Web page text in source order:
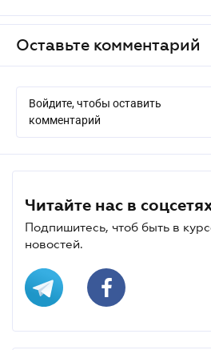
Оставьте комментарий
Войдите, чтобы оставить
комментарий
Читайте нас в
Подпишитесь, чтоб быть в
новостей.